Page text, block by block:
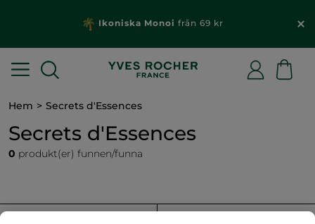
Ikoniska Monoi från 69 kr
Hem Secrets d'Essences
Secrets d'Essences
0 produkt(er) funnen/funna